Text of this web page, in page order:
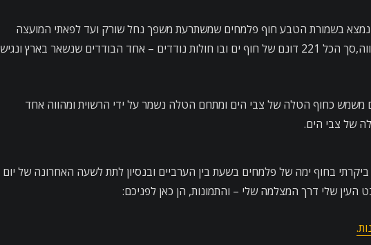
נמצא בשמורת הטבע חוף פלמחים שמשתרעת משפך נחל שורק ועד לפאתי המועצה
המקומית גן רווה,סך הכל 221 דונם של חוף ים ובו חולות נודדים – אחד הבודדים שנשאר בארץ ונגיש
משמש כחוף הטלה של צבי הים ומתחם הטלה נשמר על ידי הרשוית ומהווה אחד
של צבי הים.
בחוף ימה של פלמחים בשעת בין הערביים ובנסיון לתת לשעה האחרונה של יום
העין שלי דרך המצלמה שלי – והתמונות, הן כאן לפניכם: